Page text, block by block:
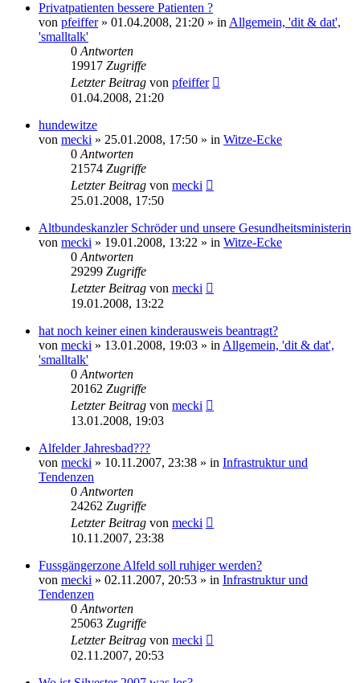
Privatpatienten bessere Patienten ?
von pfeiffer» 01.04.2008, 21:20 » in Allgemein, 'dit & dat',
'smalltalk'
0 Antworten
19917 Zugriffe
Letzter Beitrag von pfeiffer
01.04.2008, 21:20
hundewitze
von mecki » 25.01.2008, 17:50 » in Witze-Ecke
0 Antworten
21574 Zugriffe
Letzter Beitrag von mecki
25.01.2008, 17:50
Altbundeskanzler Schröder und unsere Gesundheitsministerin
von mecki » 19.01.2008, 13:22 » in Witze-Ecke
0 Antworten
29299 Zugriffe
Letzter Beitrag von mecki
19.01.2008, 13:22
hat noch keiner einen kinderausweis beantragt?
von mecki » 13.01.2008, 19:03 » in Allgemein, 'dit & dat',
'smalltalk'
0 Antworten
20162 Zugriffe
Letzter Beitrag von mecki
13.01.2008, 19:03
Alfelder Jahresbad???
von mecki » 10.11.2007, 23:38 » in Infrastruktur und
Tendenzen
0 Antworten
24262 Zugriffe
Letzter Beitrag von mecki
10.11.2007, 23:38
Fussgängerzone Alfeld soll ruhiger werden?
von mecki » 02.11.2007, 20:53 » in Infrastruktur und
Tendenzen
0 Antworten
25063 Zugriffe
Letzter Beitrag von mecki
02.11.2007, 20:53